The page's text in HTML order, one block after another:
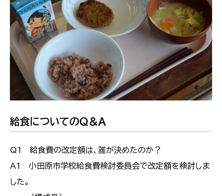
給食についてのQ＆A
Q1 給食費の改定額は、誰が決めたのか？
A1 小田原市学校給食費検討委員会で改定額を検討しま
した。